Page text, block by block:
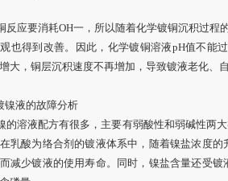
反应要消耗OH一，所以随着化学镀铜沉积过程
也得到改善。因此，化学镀铜溶液pH值不能
大，铜层沉积速度不再增加，导致镀液老化、自
镍液的故障分析
的溶液配方有很多，主要有弱酸性和弱碱性两
乳酸为络合剂的镀液体系中，随着镍盐浓度
减少镀液的使用寿命。同时，镍盐含量还受